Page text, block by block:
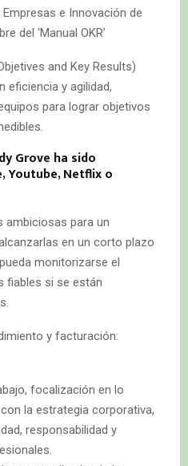
e Innovación de
del ‘Manual OKR’
and Key Results)
eficiencia y agilidad,
para lograr objetivos
Grove ha sido
Youtube, Netflix o
ambiciosas para un
en un corto plazo
monitorizarse el
fiables si se están
y facturación:
focalización en lo
la estrategia corporativa,
responsabilidad y